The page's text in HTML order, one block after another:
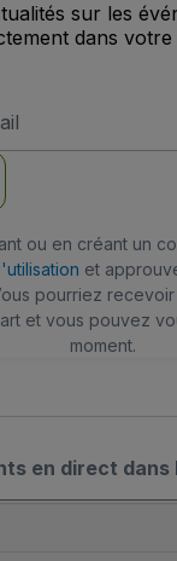
sur les
dans
ou en créant un
et
pourriez
et vous pouvez
moment.
en direct dans